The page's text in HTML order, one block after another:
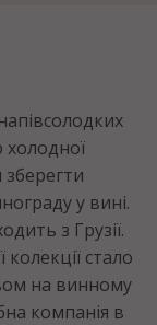
у вині.
з Грузії.
стало
на винному
компанія в